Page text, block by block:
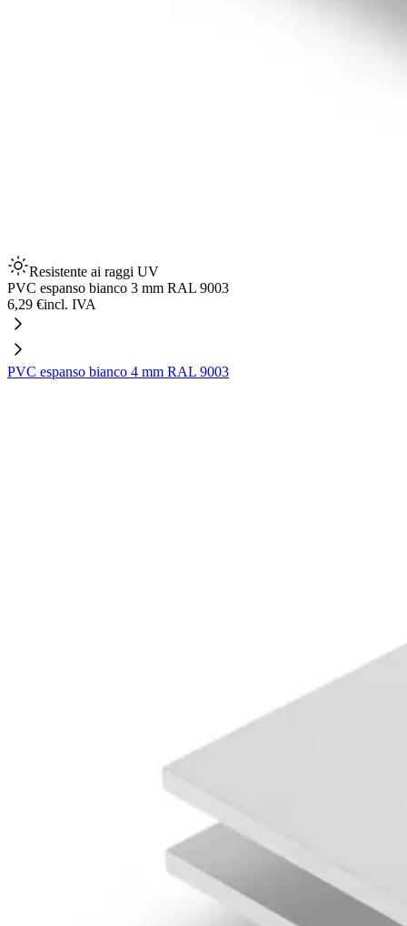
Resistente ai raggi UV
PVC espanso bianco 3 mm RAL 9003
6,29 €incl. IVA
PVC espanso bianco 4 mm RAL 9003